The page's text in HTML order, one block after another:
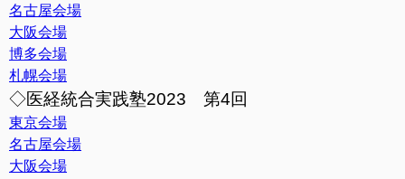
名古屋会場
大阪会場
博多会場
札幌会場
◇医経統合実践塾2023 第4回
東京会場
名古屋会場
大阪会場